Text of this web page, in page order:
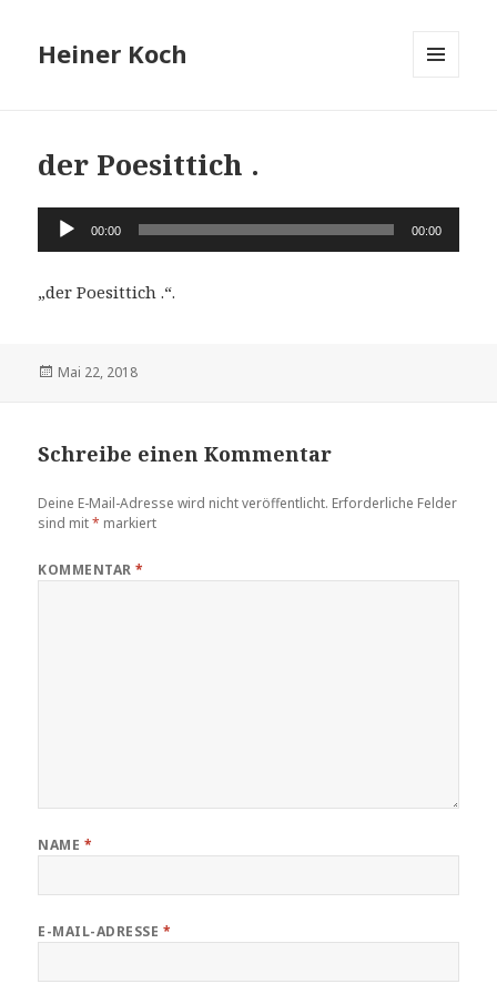
Heiner Koch
der Poesittich .
Audio-
Player
00:00 00:00
„der Poesittich .“.
Veröffentlicht
Mai 22, 2018
Schreibe einen Kommentar
Deine E-Mail-Adresse wird nicht veröffentlicht. Erforderliche Felder
sind mit* markiert
KOMMENTAR*
NAME *
E-MAIL-ADRESSE *